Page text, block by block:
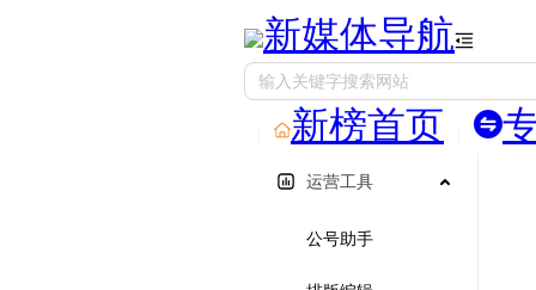
新媒体导航
新榜首页
运营工具
公号助手